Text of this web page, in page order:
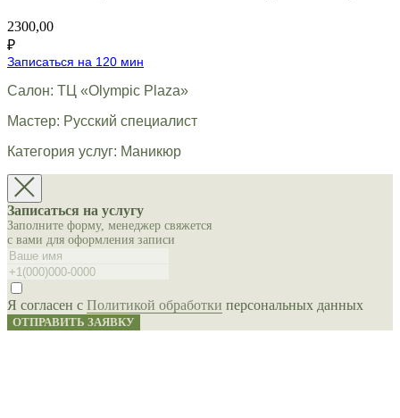
2300,00
₽
Записаться на 120 мин
Салон: ТЦ «Olympic Plaza»
Мастер: Русский специалист
Категория услуг: Маникюр
Записаться на услугу
Заполните форму, менеджер свяжется
с вами для оформления записи
Я согласен с Политикой обработки персональных данных
ОТПРАВИТЬ ЗАЯВКУ